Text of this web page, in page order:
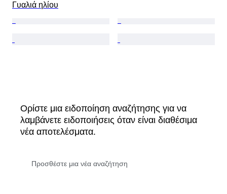
Γυαλιά ηλίου
Ορίστε μια ειδοποίηση αναζήτησης για να
λαμβάνετε ειδοποιήσεις όταν είναι διαθέσιμα
νέα αποτελέσματα.